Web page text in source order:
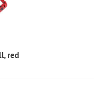
red